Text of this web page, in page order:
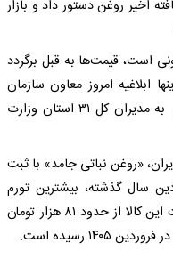
اخیر روغن دستور داد و بازار
است، قیمت‌ها به قبل برگردد
ابلاغیه امروز معاون سازمان
حمایت از مصرف کنندگان و تولید کنندگان به مدیران کل ۳۱ استان وزارت
«روغن نباتی جامد» با ثبت
سال گذشته، بیشترین تورم
نقطه‌ای را در میان اقلام خوراکی دارد. قیمت این کالا از حدود ۸۱ هزار تومان